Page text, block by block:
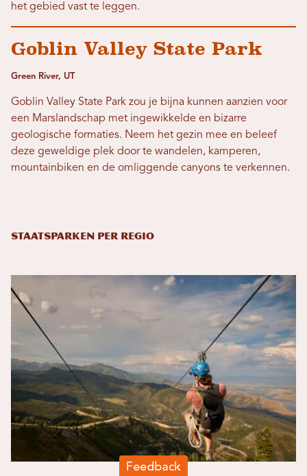
het gebied vast te leggen.
Goblin Valley State Park
Green River, UT
Goblin Valley State Park zou je bijna kunnen aanzien voor
een Marslandschap met ingewikkelde en bizarre
geologische formaties. Neem het gezin mee en beleef
deze geweldige plek door te wandelen, kamperen,
mountainbiken en de omliggende canyons te verkennen.
Staatsparken per regio